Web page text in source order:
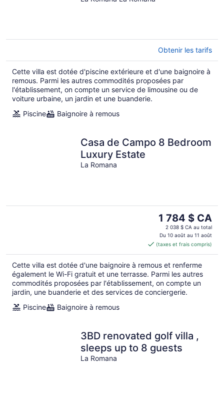
Obtenir les tarifs
Cette villa est dotée d'piscine extérieure et d'une baignoire à
remous. Parmi les autres commodités proposées par
l'établissement, on compte un service de limousine ou de
voiture urbaine, un jardin et une buanderie.
Piscine
Baignoire à remous
Casa de Campo 8 Bedroom
Luxury Estate
La Romana
Le
prix
est
de 1 784 $ CA
par
nuit
1 784 $ CA
2 038 $ CA au total
Du 10 août au 11 août
(taxes et frais compris)
Cette villa est dotée d'une baignoire à remous et renferme
également le Wi-Fi gratuit et une terrasse. Parmi les autres
commodités proposées par l'établissement, on compte un
jardin, une buanderie et des services de conciergerie.
Piscine
Baignoire à remous
3BD renovated golf villa ,
sleeps up to 8 guests
La Romana